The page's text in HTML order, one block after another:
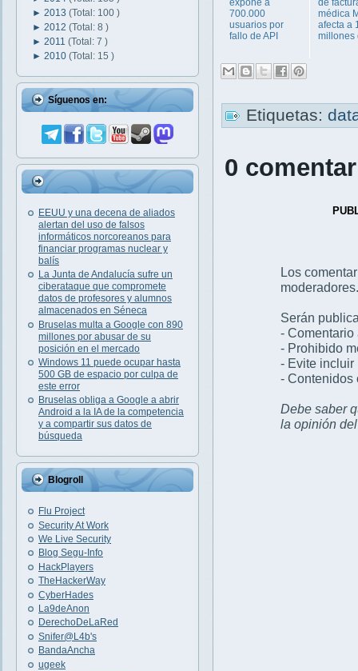
► 2013 (Total: 100 )
► 2012 (Total: 8 )
► 2011 (Total: 7 )
► 2010 (Total: 15 )
Síguenos en:
EEUU y una decena de aliados
alertan del uso de falsos
informáticos norcoreanos para
financiar programas nuclear y
balís
La Junta de Andalucía sufre un
ciberataque que compromete
datos de profesores y alumnos
almacenados en Séneca
Bruselas multa a Google con 890
millones por abusar de su
posición en el mercado
Windows 11 puede ocupar hasta
500 GB de espacio por culpa de
este error
Bruselas obliga a Google a abrir
Android a la IA de la competencia
y a compartir sus datos de
búsqueda
Blogroll
Flu Project
Security At Work
We Live Security
Blog Segu-Info
HackPlayers
TheHackerWay
CyberHades
La9deAnon
DerechoDeLaRed
Snifer@L4b's
BandaAncha
ugeek
700.000
usuarios por
fallo de API
médica
afecta a
millones
Etiquetas:
0
Los
moderadores.
Serán
- Comentario
- Prohibido
- Evite incluir
- Contenidos
Debe saber
la opinión